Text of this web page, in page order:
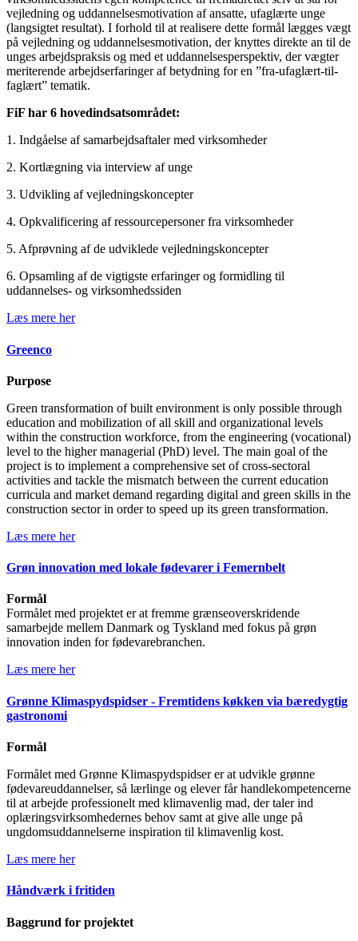
vejledning og uddannelsesmotivation af ansatte, ufaglærte unge
(langsigtet resultat). I forhold til at realisere dette formål lægges vægt
på vejledning og uddannelsesmotivation, der knyttes direkte an til de
unges arbejdspraksis og med et uddannelsesperspektiv, der vægter
meriterende arbejdserfaringer af betydning for en ”fra-ufaglært-til-
faglært” tematik.
FiF har 6 hovedindsatsområdet:
1. Indgåelse af samarbejdsaftaler med virksomheder
2. Kortlægning via interview af unge
3. Udvikling af vejledningskoncepter
4. Opkvalificering af ressourcepersoner fra virksomheder
5. Afprøvning af de udviklede vejledningskoncepter
6. Opsamling af de vigtigste erfaringer og formidling til
uddannelses- og virksomhedssiden
Læs mere her
Greenco
Purpose
Green transformation of built environment is only possible through
education and mobilization of all skill and organizational levels
within the construction workforce, from the engineering (vocational)
level to the higher managerial (PhD) level. The main goal of the
project is to implement a comprehensive set of cross-sectoral
activities and tackle the mismatch between the current education
curricula and market demand regarding digital and green skills in the
construction sector in order to speed up its green transformation.
Læs mere her
Grøn innovation med lokale fødevarer i Femernbelt
Formål
Formålet med projektet er at fremme grænseoverskridende
samarbejde mellem Danmark og Tyskland med fokus på grøn
innovation inden for fødevarebranchen.
Læs mere her
Grønne Klimaspydspidser - Fremtidens køkken via bæredygtig
gastronomi
Formål
Formålet med Grønne Klimaspydspidser er at udvikle grønne
fødevareuddannelser, så lærlinge og elever får handlekompetencerne
til at arbejde professionelt med klimavenlig mad, der taler ind
oplæringsvirksomhedernes behov samt at give alle unge på
ungdomsuddannelserne inspiration til klimavenlig kost.
Læs mere her
Håndværk i fritiden
Baggrund for projektet